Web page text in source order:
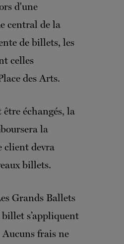
d'une
central de la
de billets, les
celles
des Arts.
échangés, la
la
client devra
billets.
Grands Ballets
s’appliquent
frais ne